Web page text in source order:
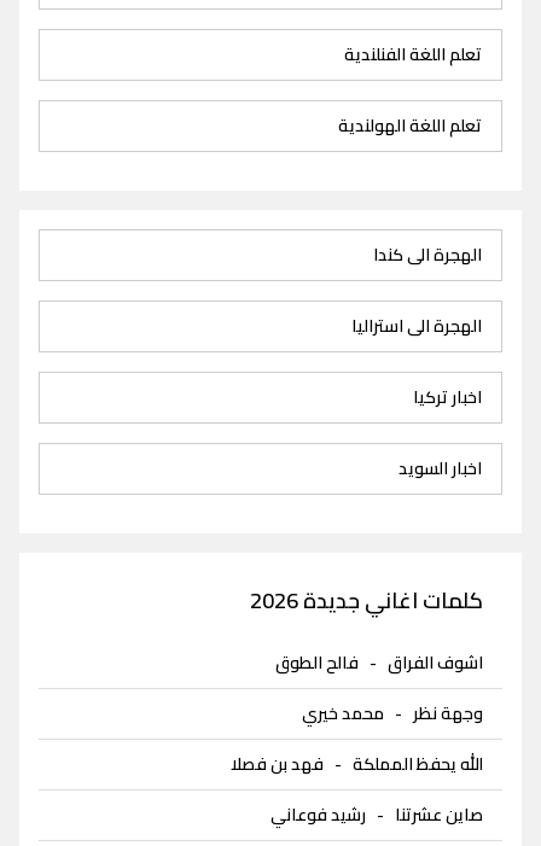
تعلم اللغة الفنلندية
تعلم اللغة الهولندية
الهجرة الى كندا
الهجرة الى استراليا
اخبار تركيا
اخبار السويد
كلمات اغاني جديدة 2026
اشوف الفراق - فالح الطوق
وجهة نظر - محمد خيري
الله يحفظ المملكة - فهد بن فصلا
صاين عشرتنا - رشيد فوعاني